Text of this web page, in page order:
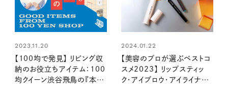
2023.11.20
【100均で発見】 リビング収
納のお役立ちアイテム：100
均クイーン渋谷飛鳥の『本当
2024.01.22
【美容のプロが選ぶベストコ
スメ2023】 リップスティッ
ク・アイブロウ・アイライナー